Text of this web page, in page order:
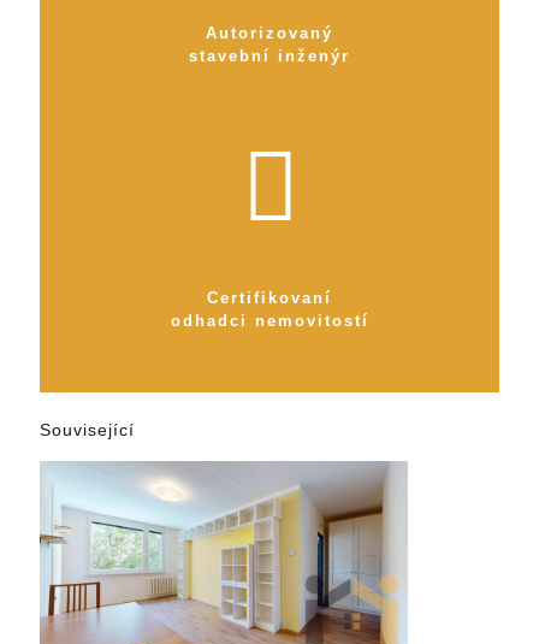
Autorizovaný
stavební inženýr
Certifikovaní
odhadci nemovitostí
Související